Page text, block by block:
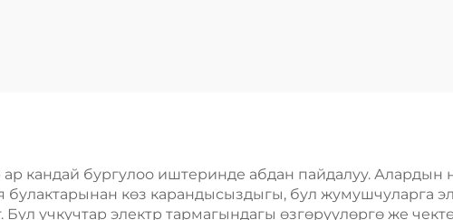
кандай бургулоо иштеринде абдан пайдалуу.
көз карандысыздыгы, бул жумушчуларга
учкучтар электр тармагындагы өзгөрүүлөргө же